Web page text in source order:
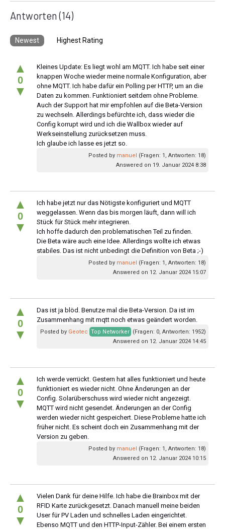
Antworten(14)
Newest Highest Rating
▲
0
▼
Kleines Update: Es liegt wohl am MQTT. Ich habe seit einer
knappen Woche wieder meine normale Konfiguration, aber
ohne MQTT. Ich habe dafür ein Polling per HTTP, um an die
Daten zu kommen. Funktioniert seitdem ohne Probleme.
Auch der Support hat mir empfohlen auf die Beta-Version
zu wechseln. Allerdings befürchte ich, dass wieder die
Config korrupt wird und ich die Wallbox wieder auf
Werkseinstellung zurücksetzen muss.
Ich glaube ich lasse es jetzt so.
Posted by manuel (Fragen: 1, Antworten: 18)
Answered on 19. Januar 2024 8:38
▲
0
▼
Ich habe jetzt nur das Nötigste konfiguriert und MQTT
weggelassen. Wenn das bis morgen läuft, dann will ich
Stück für Stück mehr integrieren.
Ich hoffe dadurch den problematischen Teil zu finden.
Die Beta wäre auch eine Idee. Allerdings wollte ich etwas
stabiles. Das ist nicht unbedingt die Definition von Beta ;-)
Posted by manuel (Fragen: 1, Antworten: 18)
Answered on 12. Januar 2024 15:07
▲
0
▼
Das ist ja blöd. Benutze mal die Beta-Version. Da ist im
Zusammenhang mit mqtt noch etwas geändert worden.
Posted by Geotec Top Networker (Fragen: 0, Antworten: 1952)
Answered on 12. Januar 2024 14:45
▲
0
▼
Ich werde verrückt. Gestern hat alles funktioniert und heute
funktioniert es wieder nicht. Ohne Änderungen an der
Config. Solarüberschuss wird wieder nicht angezeigt.
MQTT wird nicht gesendet. Änderungen an der Config
werden wieder nicht gespeichert. Diese Probleme hatte ich
früher nicht. Es scheint doch ein Zusammenhang mit der
Version zu geben.
Posted by manuel (Fragen: 1, Antworten: 18)
Answered on 12. Januar 2024 10:15
▲
0
▼
Vielen Dank für deine Hilfe. Ich habe die Brainbox mit der
RFID Karte zurückgesetzt. Danach manuell meine beiden
User für PV Laden und schnelles Laden eingerichtet.
Ebenso MQTT und den HTTP-Input-Zähler. Bei einem ersten